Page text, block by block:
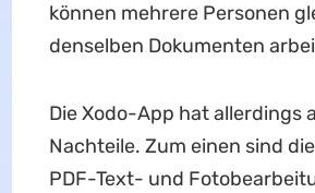
können mehrere Personen
denselben Dokumenten
Die Xodo-App hat allerdings
Nachteile. Zum einen sind
PDF-Text- und